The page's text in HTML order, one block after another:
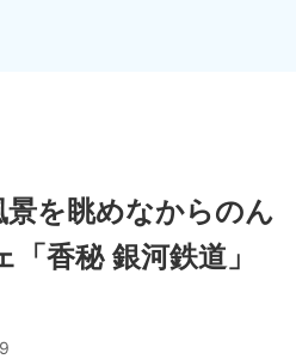
景を眺めなからのん
香秘 銀河鉄道」